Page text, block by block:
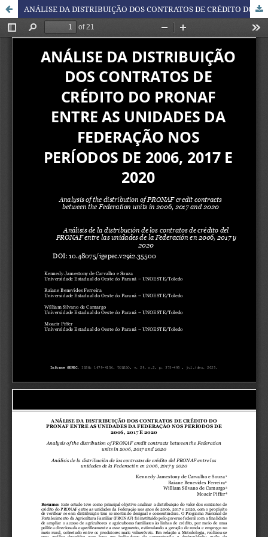
ANÁLISE DA DISTRIBUIÇÃO DOS CONTRATOS DE CRÉDITO DO PRONAF ENTRE AS UNIDADES DA FEDERAÇÃO NOS PERÍODOS DE 2006, 2017 E 2020